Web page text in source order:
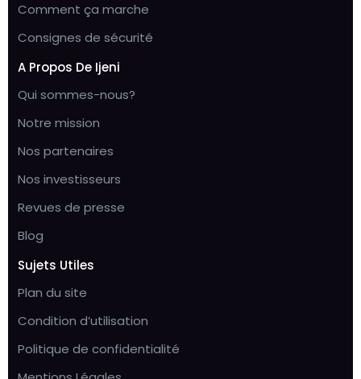
Comment ça marche
Consignes de sécurité
A Propos De Ijeni
Qui sommes-nous?
Notre mission
Nos partenaires
Nos investisseurs
Revues de presse
Blog
Sujets Utiles
Plan du site
Condition d’utilisation
Politique de confidentialité